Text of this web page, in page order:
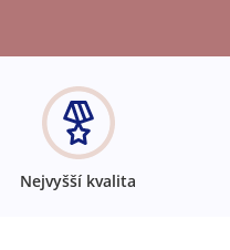
Nejvyšší kvalita